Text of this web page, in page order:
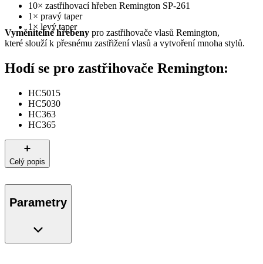
10× zastřihovací hřeben Remington SP-261
1× pravý taper
1× levý taper
Vyměnitelné hřebeny pro zastřihovače vlasů Remington,
které slouží k přesnému zastřižení vlasů a vytvoření mnoha stylů.
Hodí se pro zastřihovače Remington:
HC5015
HC5030
HC363
HC365
Celý popis
Parametry